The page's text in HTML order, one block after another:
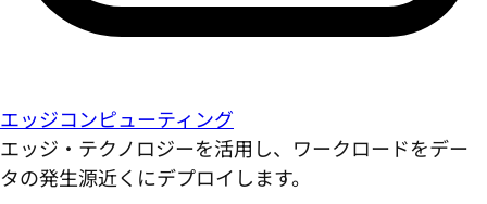
エッジコンピューティング
エッジ・テクノロジーを活用し、ワークロードをデー
タの発生源近くにデプロイします。